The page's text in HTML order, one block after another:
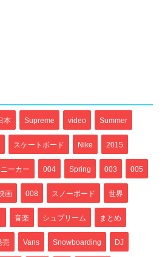
本 Supreme video Summer
スケートボード Nike 2015
ーカー 004 Spring 003 005
画 008 スノーボード 世界
音楽 シュプリーム まとめ
売 Vans Snowboarding DJ